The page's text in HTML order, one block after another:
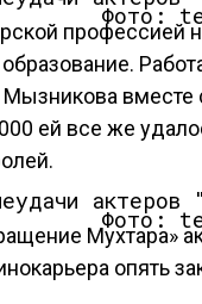
Фото:
вместе
ей все же
Фото:
Мухтара»
опять